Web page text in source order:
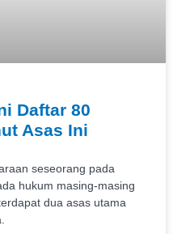
Daftar 80
Asas Ini
seseorang pada
hukum masing-masing
dua asas utama